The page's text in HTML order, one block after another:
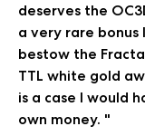
deserves the
a very rare bonus
bestow the
TTL white gold
is a case I would
own money. "